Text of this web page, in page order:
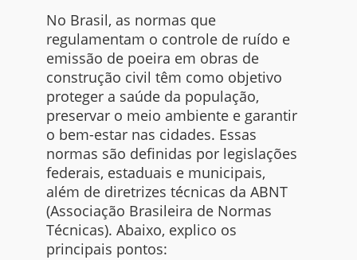
No Brasil, as normas que
regulamentam o controle de ruído e
emissão de poeira em obras de
construção civil têm como objetivo
proteger a saúde da população,
preservar o meio ambiente e garantir
o bem-estar nas cidades. Essas
normas são definidas por legislações
federais, estaduais e municipais,
além de diretrizes técnicas da ABNT
(Associação Brasileira de Normas
Técnicas). Abaixo, explico os
principais pontos: